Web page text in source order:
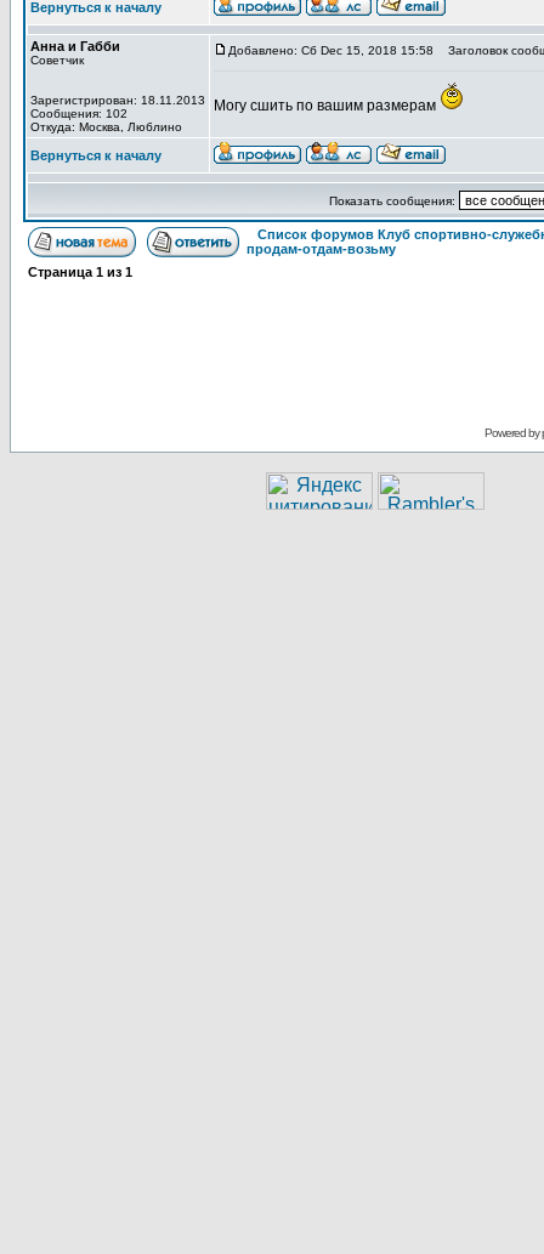
Вернуться к началу
Анна и Габби
Советчик
Зарегистрирован: 18.11.2013
Сообщения: 102
Откуда: Москва, Люблино
Добавлено: Сб Dec 15, 2018 15:58 Заголовок
Могу сшить по вашим размерам
Вернуться к началу
Показать сообщения:
Список форумов Клуб спортивно-
продам-отдам-возьму
Страница 1 из 1
Powered by